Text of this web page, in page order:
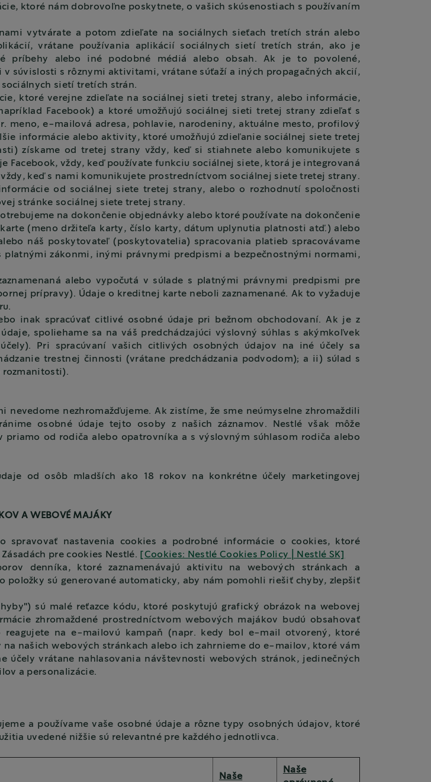
ktoré nám dobrovoľne poskytnete, o vašich skúsenostiach s používaním
vytvárate a potom zdieľate na sociálnych sieťach tretích strán alebo
vrátane používania aplikácií sociálnych sietí tretích strán, ako je
príbehy alebo iné podobné médiá alebo obsah. Ak je to povolené,
súvislosti s rôznymi aktivitami, vrátane súťaží a iných propagačných akcií,
sietí tretích strán.
ktoré verejne zdieľate na sociálnej sieti tretej strany, alebo informácie,
Facebook) a ktoré umožňujú sociálnej sieti tretej strany zdieľať s
meno, e-mailová adresa, pohlavie, narodeniny, aktuálne mesto, profilový
informácie alebo aktivity, ktoré umožňujú zdieľanie sociálnej siete tretej
získame od tretej strany vždy, keď si stiahnete alebo komunikujete s
vždy, keď používate funkciu sociálnej siete, ktorá je integrovaná
keď s nami komunikujete prostredníctvom sociálnej siete tretej strany.
od sociálnej siete tretej strany, alebo o rozhodnutí spoločnosti
stránke sociálnej siete tretej strany.
na dokončenie objednávky alebo ktoré používate na dokončenie
(meno držiteľa karty, číslo karty, dátum uplynutia platnosti atď.) alebo
náš poskytovateľ (poskytovatelia) spracovania platieb spracovávame
zákonmi, inými právnymi predpismi a bezpečnostnými normami,
alebo vypočutá v súlade s platnými právnymi predpismi pre
prípravy). Údaje o kreditnej karte neboli zaznamenané. Ak to vyžaduje
inak spracúvať citlivé osobné údaje pri bežnom obchodovaní. Ak je z
spoliehame sa na váš predchádzajúci výslovný súhlas s akýmkoľvek
Pri spracúvaní vašich citlivých osobných údajov na iné účely sa
trestnej činnosti (vrátane predchádzania podvodom); a ii) súlad s
rozmanitosti).
nezhromažďujeme. Ak zistíme, že sme neúmyselne zhromaždili
osobné údaje tejto osoby z našich záznamov. Nestlé však môže
od rodiča alebo opatrovníka a s výslovným súhlasom rodiča alebo
od osôb mladších ako 18 rokov na konkrétne účely marketingovej
A WEBOVÉ MAJÁKY
spravovať nastavenia cookies a podrobné informácie o cookies, ktoré
pre cookies Nestlé. [Cookies: Nestlé Cookies Policy | Nestlé SK]
denníka, ktoré zaznamenávajú aktivitu na webových stránkach a
sú generované automaticky, aby nám pomohli riešiť chyby, zlepšiť
sú malé reťazce kódu, ktoré poskytujú grafický obrázok na webovej
zhromaždené prostredníctvom webových majákov budú obsahovať
na e-mailovú kampaň (napr. kedy bol e-mail otvorený, ktoré
našich webových stránkach alebo ich zahrnieme do e-mailov, ktoré vám
účely vrátane nahlasovania návštevnosti webových stránok, jedinečných
a personalizácie.
a používame vaše osobné údaje a rôzne typy osobných údajov, ktoré
uvedené nižšie sú relevantné pre každého jednotlivca.
Naše
Naše